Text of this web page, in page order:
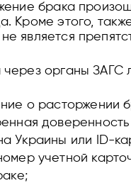
брака
Кроме этого,
является
органы ЗАГС
о расторжении
Украины или ID-
учетной